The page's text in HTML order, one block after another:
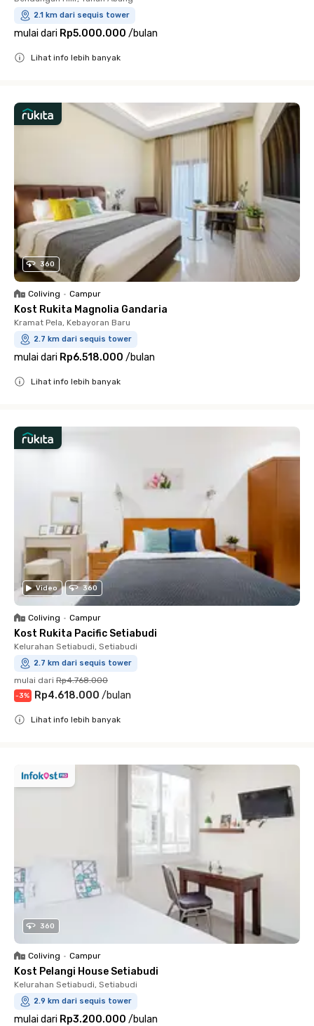
2.1 km dari sequis tower
mulai dari Rp5.000.000 /bulan
Lihat info lebih banyak
360
Coliving • Campur
Kost Rukita Magnolia Gandaria
Kramat Pela, Kebayoran Baru
2.7 km dari sequis tower
mulai dari Rp6.518.000 /bulan
Lihat info lebih banyak
Video 360
Coliving • Campur
Kost Rukita Pacific Setiabudi
Kelurahan Setiabudi, Setiabudi
2.7 km dari sequis tower
mulai dari Rp4.768.000
-3% Rp4.618.000 /bulan
Lihat info lebih banyak
360
Coliving • Campur
Kost Pelangi House Setiabudi
Kelurahan Setiabudi, Setiabudi
2.9 km dari sequis tower
mulai dari Rp3.200.000 /bulan